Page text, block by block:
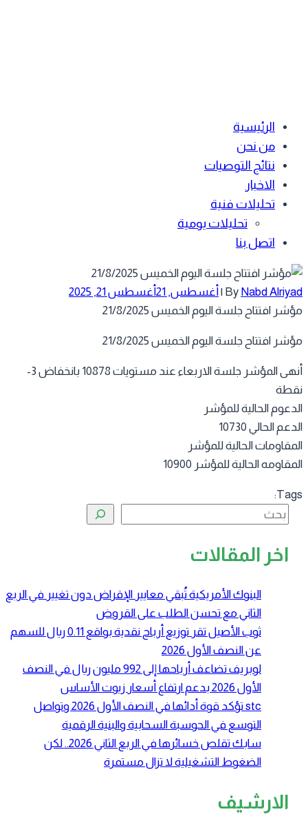
الرئيسية
من نحن
نتائج التوصيات
الاخبار
تحليلات فنية
تحليلات يومية
اتصل بنا
ByNabd
|أغسطس, 21
أغسطس 21, 2025
افتتاح جلسة اليوم الخميس 21/8/2025
افتتاح جلسة اليوم الخميس 21/8/2025
الحالية للمؤشر
الحالي 10730
الحالية للمؤشر
الحالية للمؤشر 10900
البحث
اخر المقالات
البنوك الأمريكية تُبقي معايير الإقراض دون تغيير في الربع
الثاني مع تحسن الطلب على القروض
ثوب الأصيل تقر توزيع أرباح نقدية بواقع 0.11 ريال للسهم
عن النصف الأول 2026
لوبريف تضاعف أرباحها إلى 992 مليون ريال في النصف
الأول 2026 بدعم ارتفاع أسعار زيوت الأساس
stc تؤكد قوة أدائها في النصف الأول 2026 وتواصل
التوسع في الحوسبة السحابية والبنية الرقمية
سابك تقلص خسائرها في الربع الثاني 2026.. لكن
الضغوط التشغيلية لا تزال مستمرة
الارشيف